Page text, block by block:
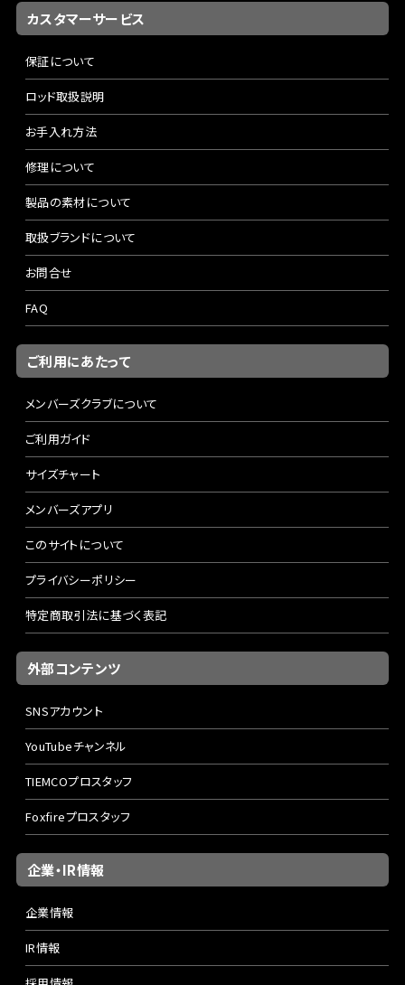
カスタマーサービス
保証について
ロッド取扱説明
お手入れ方法
修理について
製品の素材について
取扱ブランドについて
お問合せ
FAQ
ご利用にあたって
メンバーズクラブについて
ご利用ガイド
サイズチャート
メンバーズアプリ
このサイトについて
プライバシーポリシー
特定商取引法に基づく表記
外部コンテンツ
SNSアカウント
YouTubeチャンネル
TIEMCOプロスタッフ
Foxfireプロスタッフ
企業・IR情報
企業情報
IR情報